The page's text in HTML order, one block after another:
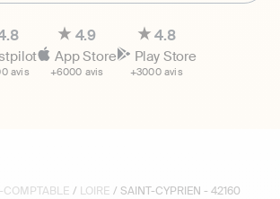
avis
4.9
App Store
+6000 avis
4.8
Play Store
+3000 avis
COMPTABLE / LOIRE / SAINT-CYPRIEN - 42160